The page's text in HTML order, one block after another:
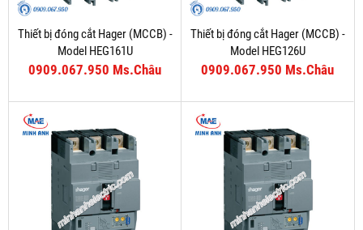
Thiết bị đóng cắt Hager (MCCB) -
Model HEG161U
0909.067.950 Ms.Châu
Thiết bị đóng cắt Hager (MCCB) -
Model HEG126U
0909.067.950 Ms.Châu